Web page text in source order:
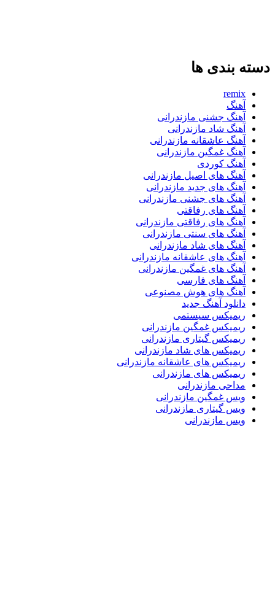
دسته بندی ها
remix
آهنگ
آهنگ جشنی مازندرانی
آهنگ شاد مازندرانی
آهنگ عاشقانه مازندرانی
آهنگ غمگین مازندرانی
آهنگ کوردی
آهنگ های اصیل مازندرانی
آهنگ های جدید مازندرانی
آهنگ های جشنی مازندرانی
آهنگ های رفاقتی
آهنگ های رفاقتی مازندرانی
آهنگ های سنتی مازندرانی
آهنگ های شاد مازندرانی
آهنگ های عاشقانه مازندرانی
آهنگ های غمگین مازندرانی
آهنگ های فارسی
آهنگ های هوش مصنوعی
دانلود آهنگ جدید
ریمیکس سیستمی
ریمیکس غمگین مازندرانی
ریمیکس گیتاری مازندرانی
ریمیکس های شاد مازندرانی
ریمیکس های عاشقانه مازندرانی
ریمیکس های مازندرانی
مداحی مازندرانی
ویس غمگین مازندرانی
ویس گیتاری مازندرانی
ویس مازندرانی